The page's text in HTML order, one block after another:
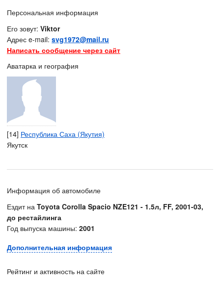
Персональная информация
Его зовут: Viktor
Адрес e-mail: svg1972@mail.ru
Написать сообщение через сайт
Аватарка и география
[14] Республика Саха (Якутия)
Якутск
Информация об автомобиле
Ездит на Toyota Corolla Spacio NZE121 - 1.5л, FF, 2001-03,
до рестайлинга
Год выпуска машины: 2001
Дополнительная информация
Рейтинг и активность на сайте